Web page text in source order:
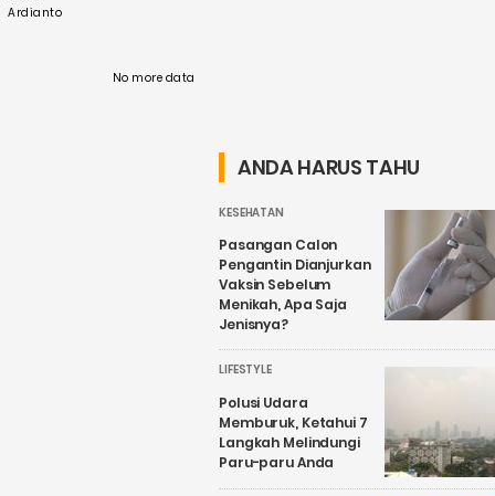
energi tinggi ....
No more data
ANDA HARUS TAHU
KESEHATAN
Pasangan Calon
Pengantin Dianjurkan
Vaksin Sebelum
Menikah, Apa Saja
Jenisnya?
LIFESTYLE
Polusi Udara
Memburuk, Ketahui 7
Langkah Melindungi
Paru-paru Anda